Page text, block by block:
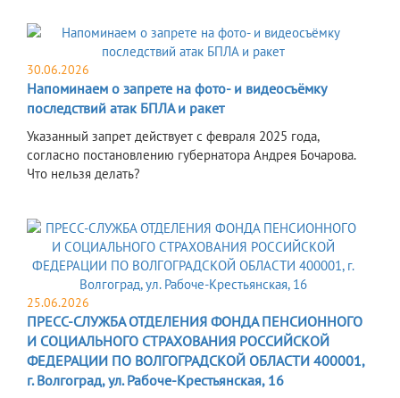
30.06.2026
Напоминаем о запрете на фото- и видеосъёмку
последствий атак БПЛА и ракет
Указанный запрет действует с февраля 2025 года,
согласно постановлению губернатора Андрея Бочарова.
Что нельзя делать?
25.06.2026
ПРЕСС-СЛУЖБА ОТДЕЛЕНИЯ ФОНДА ПЕНСИОННОГО
И СОЦИАЛЬНОГО СТРАХОВАНИЯ РОССИЙСКОЙ
ФЕДЕРАЦИИ ПО ВОЛГОГРАДСКОЙ ОБЛАСТИ 400001,
г. Волгоград, ул. Рабоче-Крестьянская, 16